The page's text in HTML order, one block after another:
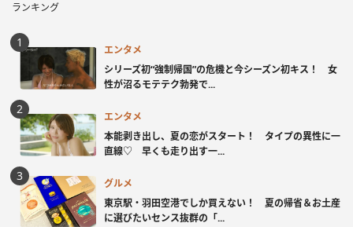
ランキング
エンタメ
シリーズ初“強制帰国”の危機と今シーズン初キス！ 女
性が沼るモテテク勃発で...
エンタメ
本能剥き出し、夏の恋がスタート！ タイプの異性に一
直線♡ 早くも走り出す一...
グルメ
東京駅・羽田空港でしか買えない！ 夏の帰省＆お土産
に選びたいセンス抜群の「...